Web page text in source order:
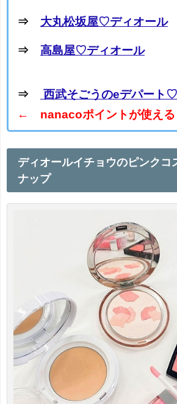
⇒ 大丸松坂屋♡ディオール
⇒ 高島屋♡ディオール
⇒
西武そごうのeデパート
← nanacoポイントが使える
ディオールイチョウのピンクコ
ナップ